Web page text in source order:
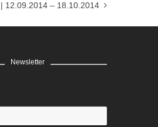
12.09.2014 – 18.10.2014
Newsletter